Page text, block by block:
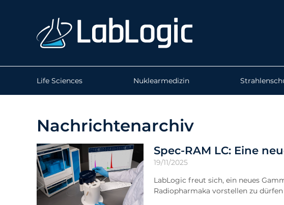
Life Sciences Nuklearmedizin
Nachrichtenarchiv
Spec-RAM LC: Eine
19/11/2025
LabLogic freut sich, ein neues
Radiopharmaka vorstellen zu dürfen